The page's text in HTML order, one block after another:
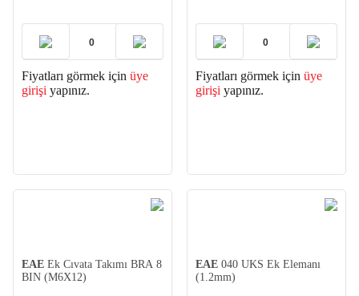
Fiyatları görmek için üye
girişi yapınız.
Fiyatları görmek için üye
girişi yapınız.
EAE Ek Cıvata Takımı BRA 8
BIN (M6X12)
EAE 040 UKS Ek Elemanı
(1.2mm)